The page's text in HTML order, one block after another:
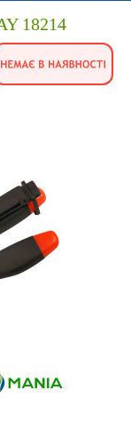
18214